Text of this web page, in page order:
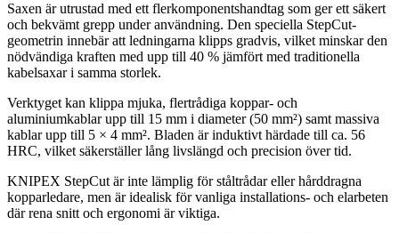
Saxen är utrustad med ett flerkomponentshandtag som ger ett säkert
och bekvämt grepp under användning. Den speciella StepCut-
geometrin innebär att ledningarna klipps gradvis, vilket minskar den
nödvändiga kraften med upp till 40 % jämfört med traditionella
kabelsaxar i samma storlek.
Verktyget kan klippa mjuka, flertrådiga koppar- och
aluminiumkablar upp till 15 mm i diameter (50 mm²) samt massiva
kablar upp till 5 × 4 mm². Bladen är induktivt härdade till ca. 56
HRC, vilket säkerställer lång livslängd och precision över tid.
KNIPEX StepCut är inte lämplig för ståltrådar eller hårddragna
kopparledare, men är idealisk för vanliga installations- och elarbeten
där rena snitt och ergonomi är viktiga.